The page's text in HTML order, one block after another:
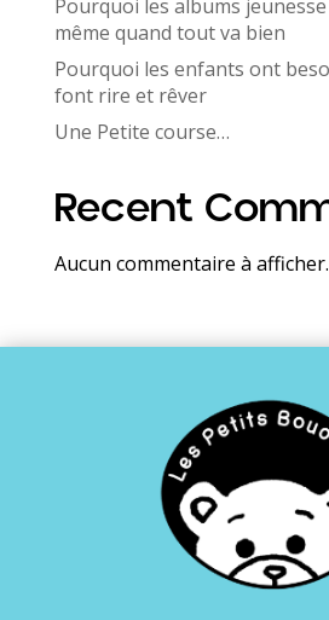
Pourquoi les albums
même quand tout va bien
Pourquoi les enfants ont
font rire et rêver
Une Petite course…
Recent
Aucun commentaire à afficher.